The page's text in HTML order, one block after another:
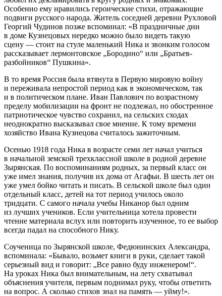
Особенно ему нравились героические стихи, отражающие
подвиги русского народа. Житель соседней деревни Рухловой
Георгий Чудинов позже вспоминал: «В праздничные дни
в доме Кузнецовых нередко можно было видеть такую
сцену — стоит на стуле маленький Ника и звонким голосом
рассказывает лермонтовское „Бородино“ или „Братьев-
разбойников“ Пушкина».
В то время Россия была втянута в Первую мировую войну
и переживала непростой период как в экономическом, так
и в политическом плане. Иван Павлович по возрастному
пределу мобилизации на фронт не подлежал, но обостренное
патриотическое чувство сохранил, на сельских сходах
неоднократно высказывал свое мнение. К тому времени
хозяйство Ивана Кузнецова считалось зажиточным.
Осенью 1918 года Ника в возрасте семи лет начал учиться
в начальной земской трехклассной школе в родной деревне
Зырянская. По воспоминаниям родных, за первый класс он
уже имел знания, получив их дома от Агафьи. В шесть лет он
уже умел бойко читать и писать. В сельской школе был один
отдельный класс, детей на тот период училось около
тридцати. С самого начала учебы Никанор был одним
из лучших учеников. Если учительница хотела провести
чтение материала вслух или повторить изученное, то ее выбор
всегда падал на способного Нику.
Соученица по Зырянской школе, Федюнинских Александра,
вспоминала: «Бывало, возьмет книги в руки, сделает такой
серьезный вид и говорит: „Все равно буду инженером!“.
На уроках Ника был внимательным, на лету схватывал
объяснения учителя, первым поднимал руку, чтобы ответить
на вопрос. А сколько стихов знал на память — уйму!».